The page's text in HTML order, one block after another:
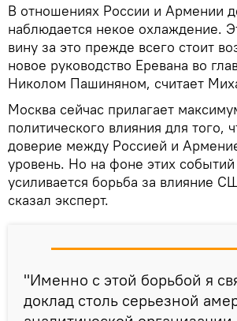
В отношениях России и Армении
наблюдается некое охлаждение.
вину за это прежде всего стоит
новое руководство Еревана во
Николом Пашиняном, считает
Москва сейчас прилагает
политического влияния для того,
доверие между Россией и
уровень. Но на фоне этих
усиливается борьба за влияние
сказал эксперт.
"Именно с этой борьбой я
доклад столь серьезной